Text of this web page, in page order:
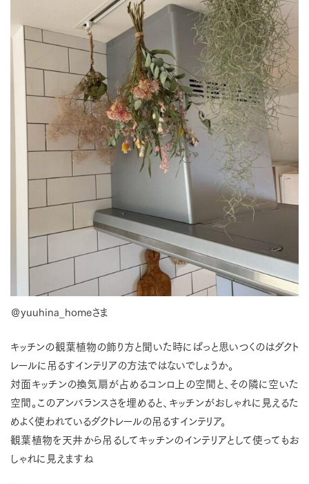
＠yuuhina_homeさま
キッチンの観葉植物の飾り方と聞いた時にぱっと思いつくのはダクト
レールに吊るすインテリアの方法ではないでしょうか。
対面キッチンの換気扇が占めるコンロ上の空間と、その隣に空いた
空間。このアンバランスさを埋めると、キッチンがおしゃれに見えるた
めよく使われているダクトレールの吊るすインテリア。
観葉植物を天井から吊るしてキッチンのインテリアとして使ってもお
しゃれに見えますね